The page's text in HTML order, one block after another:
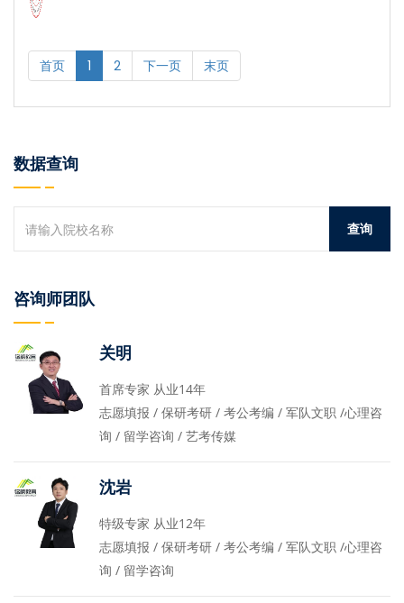
首页 1 2 下一页 末页
数据查询
咨询师团队
关明
首席专家 从业14年
志愿填报 / 保研考研 / 考公考编 / 军队文职 /心理咨
询 / 留学咨询 / 艺考传媒
沈岩
特级专家 从业12年
志愿填报 / 保研考研 / 考公考编 / 军队文职 /心理咨
询 / 留学咨询